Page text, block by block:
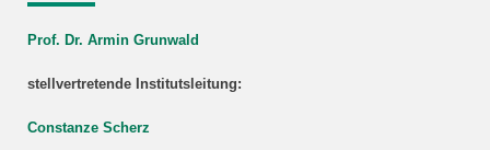
Prof. Dr. Armin Grunwald
stellvertretende Institutsleitung:
Constanze Scherz